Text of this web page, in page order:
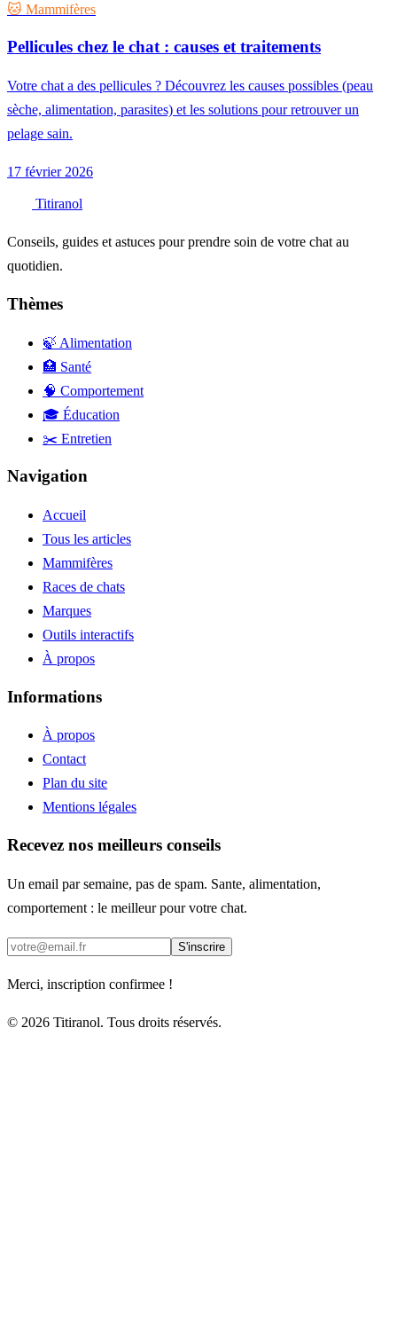
🐱 Mammifères
Pellicules chez le chat : causes et traitements
Votre chat a des pellicules ? Découvrez les causes possibles (peau
sèche, alimentation, parasites) et les solutions pour retrouver un
pelage sain.
17 février 2026
Titiranol
Conseils, guides et astuces pour prendre soin de votre chat au
quotidien.
Thèmes
🍃 Alimentation
🏥 Santé
🧠 Comportement
🎓 Éducation
✂️ Entretien
Navigation
Accueil
Tous les articles
Mammifères
Races de chats
Marques
Outils interactifs
À propos
Informations
À propos
Contact
Plan du site
Mentions légales
Recevez nos meilleurs conseils
Un email par semaine, pas de spam. Sante, alimentation,
comportement : le meilleur pour votre chat.
S'inscrire
Merci, inscription confirmee !
© 2026 Titiranol. Tous droits réservés.